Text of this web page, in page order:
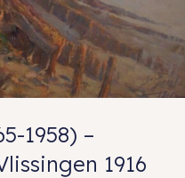
1958) –
1916